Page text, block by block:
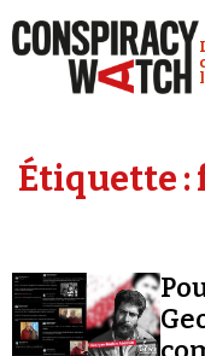
Étiquette :